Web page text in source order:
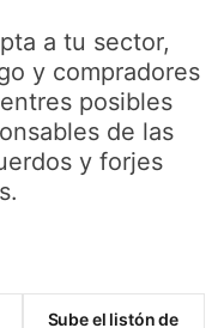
a tu sector,
y compradores
posibles
de las
y forjes
Sube el listón de